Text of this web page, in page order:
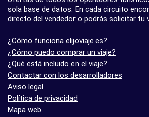
sola base de datos. En cada circuito
directo del vendedor o podrás solicitar tu
¿Cómo funciona elijoviaje.es?
¿Cómo puedo comprar un viaje?
¿Qué está incluido en el viaje?
Contactar con los desarrolladores
Aviso legal
Política de privacidad
Mapa web